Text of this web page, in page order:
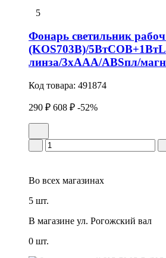
5
Фонарь светильник
(KOS703B)/
линза/3xAAА/ABSпл/
Код товара: 491874
290 ₽ 608 ₽ -52%
Во всех магазинах
5 шт.
В магазине ул. Рогожский вал
0 шт.